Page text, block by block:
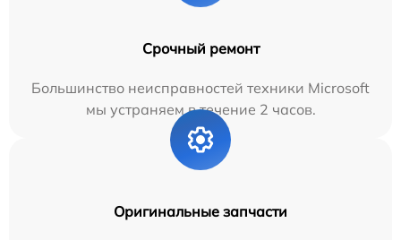
Срочный ремонт
Большинство неисправностей техники Microsoft
мы устраняем в течение 2 часов.
Оригинальные запчасти